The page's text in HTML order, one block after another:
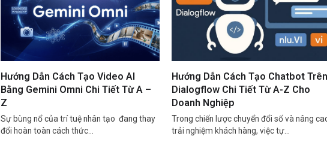
Hướng Dẫn Cách Tạo Video AI
Bằng Gemini Omni Chi Tiết Từ A –
Z
Sự bùng nổ của trí tuệ nhân tạo đang thay
đổi hoàn toàn cách thức…
Hướng Dẫn Cách Tạo Chatbot Trên
Dialogflow Chi Tiết Từ A-Z Cho
Doanh Nghiệp
Trong chiến lược chuyển đổi số và nâng
trải nghiệm khách hàng, việc tự…